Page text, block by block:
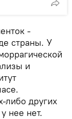
-
страны. У
и
либо других
нее нет.